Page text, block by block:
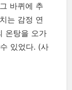
바퀴에 추
는 감정 연
온탕을 오가
있었다. (사